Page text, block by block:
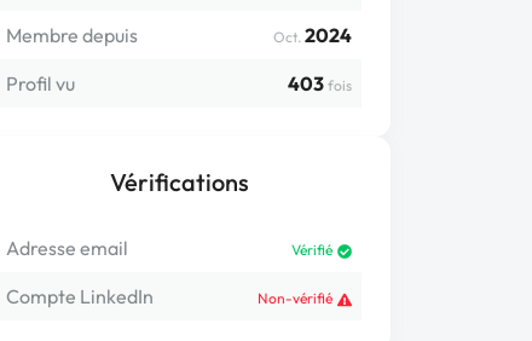
Membre depuis Oct. 2024
Profil vu
403 fois
Vérifications
Adresse email Vérifié
Compte LinkedIn Non-vérifié